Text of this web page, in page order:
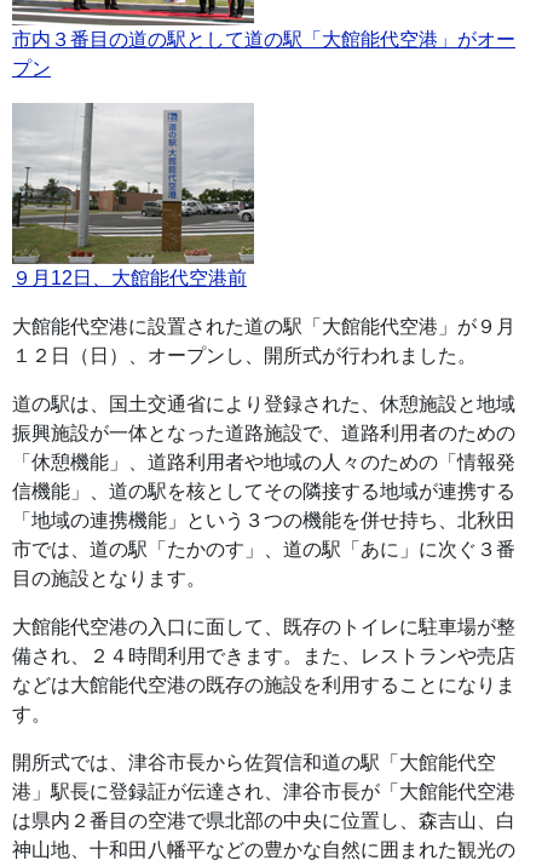
市内３番目の道の駅として道の駅「大館能代空港」がオー
プン
９月12日、大館能代空港前
大館能代空港に設置された道の駅「大館能代空港」が９月
１２日（日）、オープンし、開所式が行われました。
道の駅は、国土交通省により登録された、休憩施設と地域
振興施設が一体となった道路施設で、道路利用者のための
「休憩機能」、道路利用者や地域の人々のための「情報発
信機能」、道の駅を核としてその隣接する地域が連携する
「地域の連携機能」という３つの機能を併せ持ち、北秋田
市では、道の駅「たかのす」、道の駅「あに」に次ぐ３番
目の施設となります。
大館能代空港の入口に面して、既存のトイレに駐車場が整
備され、２４時間利用できます。また、レストランや売店
などは大館能代空港の既存の施設を利用することになりま
す。
開所式では、津谷市長から佐賀信和道の駅「大館能代空
港」駅長に登録証が伝達され、津谷市長が「大館能代空港
は県内２番目の空港で県北部の中央に位置し、森吉山、白
神山地、十和田八幡平などの豊かな自然に囲まれた観光の